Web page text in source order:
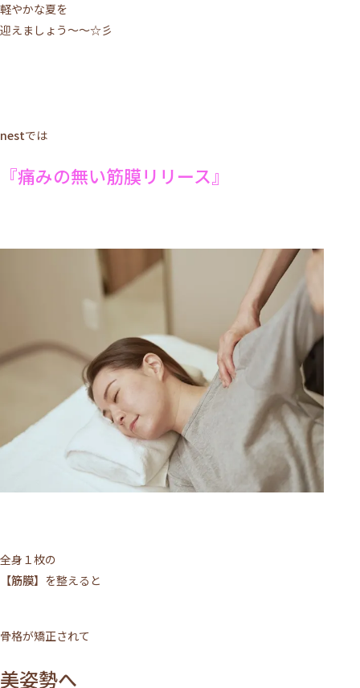
施術について
メニュー
VOICE
軽やかな夏を
迎えましょう～～☆彡
nestでは
『痛みの無い筋膜リリース』
全身１枚の
【筋膜】 を整えると
骨格が矯正されて
美姿勢へ